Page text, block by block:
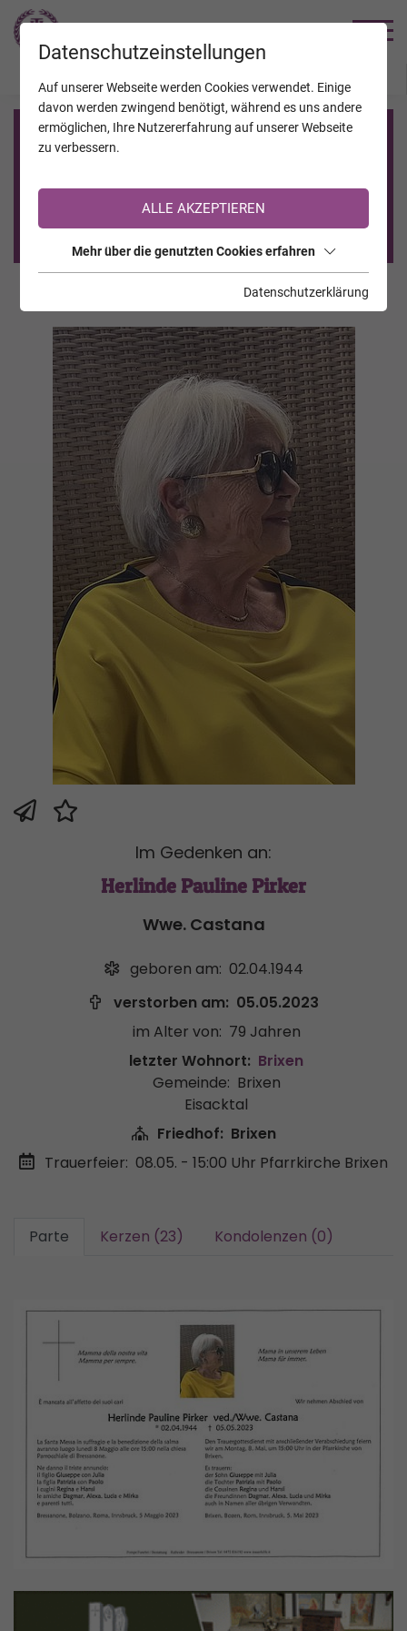
Registrierung auf TrauerHilfe.it
Sie sind noch nicht auf TrauerHilfe.it registriert?
>> zur kostenlosen Registrierung <<
Im Gedenken an:
Herlinde Pauline Pirker
Wwe. Castana
geboren am: 02.04.1944
verstorben am: 05.05.2023
im Alter von: 79 Jahren
letzter Wohnort: Brixen
Gemeinde: Brixen
Eisacktal
Friedhof: Brixen
Trauerfeier: 08.05. - 15:00 Uhr Pfarrkirche Brixen
Parte Kerzen (23) Kondolenzen (0)
Datenschutzeinstellungen
Auf unserer Webseite werden Cookies verwendet. Einige
davon werden zwingend benötigt, während es uns andere
ermöglichen, Ihre Nutzererfahrung auf unserer Webseite
zu verbessern.
ALLE AKZEPTIEREN
Mehr über die genutzten Cookies erfahren
Datenschutzerklärung
JAHRESTAGE KALENDER VERSTORBENE